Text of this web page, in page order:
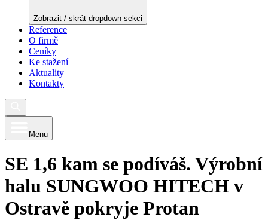
Zobrazit / skrát dropdown sekci
Reference
O firmě
Ceníky
Ke stažení
Aktuality
Kontakty
Menu
SE 1,6 kam se podíváš. Výrobní
halu SUNGWOO HITECH v
Ostravě pokryje Protan